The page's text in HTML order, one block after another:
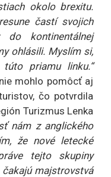
okolo brexitu.
častí svojich
kontinentálnej
ohlásili. Myslím si,
priamu linku.“
mohlo pomôcť aj
čo potvrdila
Turizmus Lenka
nám z anglického
že nové letecké
tejto skupiny
majstrovstvá